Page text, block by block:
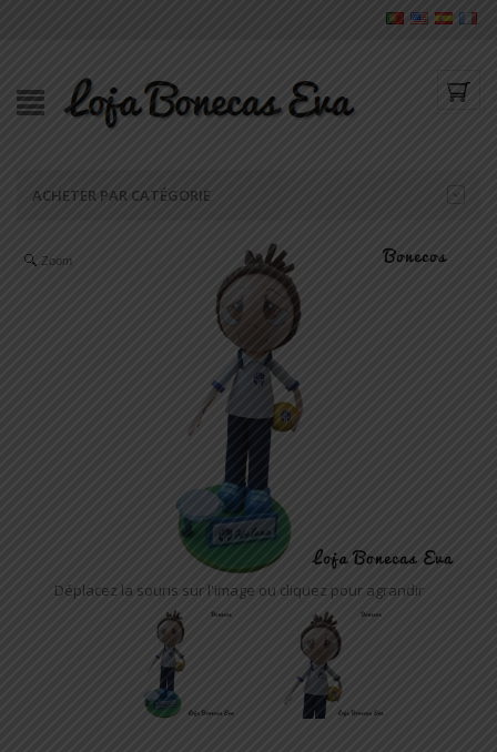
ACHETER PAR CATÉGORIE
Zoom
Déplacez la souris sur l'image ou cliquez pour agrandir